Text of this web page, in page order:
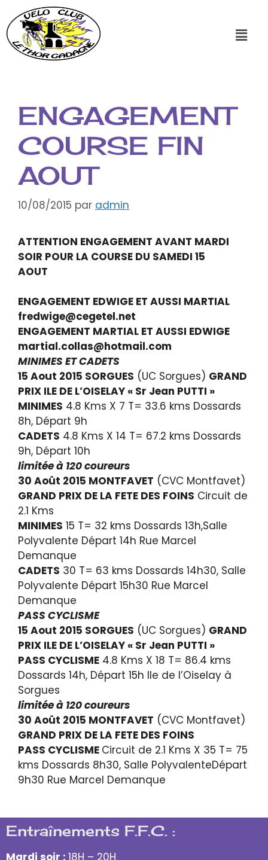
ENGAGEMENT
COURSE FIN
AOUT
10/08/2015 par admin
ATTENTION ENGAGEMENT AVANT MARDI
SOIR POUR LA COURSE DU SAMEDI 15
AOUT
ENGAGEMENT EDWIGE ET AUSSI MARTIAL
fredwige@cegetel.net
ENGAGEMENT MARTIAL ET AUSSI EDWIGE
martial.collas@hotmail.com
MINIMES ET CADETS
15 Aout 2015 SORGUES (UC Sorgues) GRAND
PRIX ILE DE L’OISELAY « Sr Jean PUTTI »
MINIMES 4.8 Kms X 7 T= 33.6 kms Dossards
8h, Départ 9h
CADETS 4.8 Kms X 14 T= 67.2 kms Dossards
9h, Départ 10h
limitée à 120 coureurs
30 Août 2015 MONTFAVET (CVC Montfavet)
GRAND PRIX DE LA FETE DES FOINS Circuit de
2.1 Kms
MINIMES 15 T= 32 kms Dossards 13h,Salle
Polyvalente Départ 14h Rue Marcel
Demanque
CADETS 30 T= 63 kms Dossards 14h30, Salle
Polyvalente Départ 15h30 Rue Marcel
Demanque
PASS CYCLISME
15 Aout 2015 SORGUES (UC Sorgues) GRAND
PRIX ILE DE L’OISELAY « Sr Jean PUTTI »
PASS CYCLISME 4.8 Kms X 18 T= 86.4 kms
Dossards 14h, Départ 15h Ile de l’Oiselay à
Sorgues
limitée à 120 coureurs
30 Août 2015 MONTFAVET (CVC Montfavet)
GRAND PRIX DE LA FETE DES FOINS
PASS CYCLISME Circuit de 2.1 Kms X 35 T= 75
kms Dossards 8h30, Salle PolyvalenteDépart
9h30 Rue Marcel Demanque
Entraînements F.F.C. :